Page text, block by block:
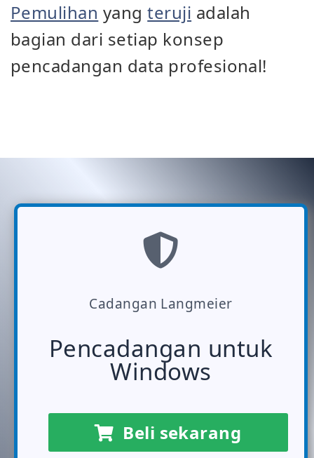
Pemulihan yangteruji adalah
bagian dari setiap konsep
pencadangan data profesional!
Cadangan Langmeier
Pencadangan untuk
Windows
Beli sekarang